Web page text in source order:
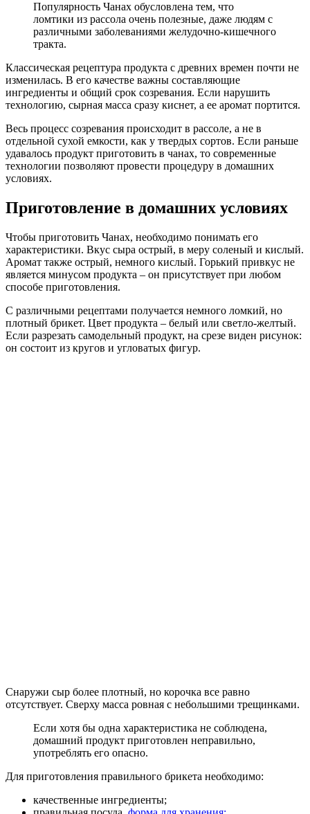
Популярность Чанах обусловлена тем, что
ломтики из рассола очень полезные, даже людям с
различными заболеваниями желудочно-кишечного
тракта.
Классическая рецептура продукта с древних времен почти не
изменилась. В его качестве важны составляющие
ингредиенты и общий срок созревания. Если нарушить
технологию, сырная масса сразу киснет, а ее аромат портится.
Весь процесс созревания происходит в рассоле, а не в
отдельной сухой емкости, как у твердых сортов. Если раньше
удавалось продукт приготовить в чанах, то современные
технологии позволяют провести процедуру в домашних
условиях.
Приготовление в домашних условиях
Чтобы приготовить Чанах, необходимо понимать его
характеристики. Вкус сыра острый, в меру соленый и кислый.
Аромат также острый, немного кислый. Горький привкус не
является минусом продукта – он присутствует при любом
способе приготовления.
С различными рецептами получается немного ломкий, но
плотный брикет. Цвет продукта – белый или светло-желтый.
Если разрезать самодельный продукт, на срезе виден рисунок:
он состоит из кругов и угловатых фигур.
Снаружи сыр более плотный, но корочка все равно
отсутствует. Сверху масса ровная с небольшими трещинками.
Если хотя бы одна характеристика не соблюдена,
домашний продукт приготовлен неправильно,
употреблять его опасно.
Для приготовления правильного брикета необходимо:
качественные ингредиенты;